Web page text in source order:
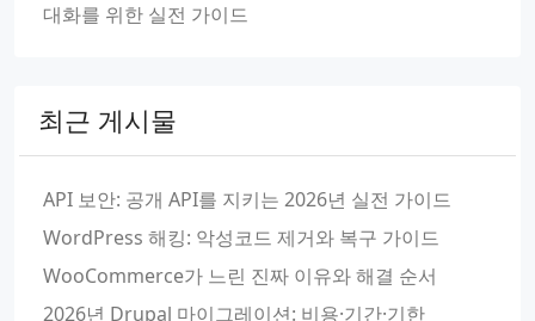
대화를 위한 실전 가이드
최근 게시물
API 보안: 공개 API를 지키는 2026년 실전 가이드
WordPress 해킹: 악성코드 제거와 복구 가이드
WooCommerce가 느린 진짜 이유와 해결 순서
2026년 Drupal 마이그레이션: 비용·기간·기한